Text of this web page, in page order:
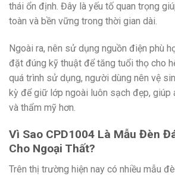
thái ổn định. Đây là yếu tố quan trọng
toàn và bền vững trong thời gian dài.
Ngoài ra, nên sử dụng nguồn điện phù
đặt đúng kỹ thuật để tăng tuổi thọ cho
quá trình sử dụng, người dùng nên vệ
kỳ để giữ lớp ngoài luôn sạch đẹp, giúp
và thẩm mỹ hơn.
Vì Sao CPD1004 Là Mẫu Đèn
Cho Ngoại Thất?
Trên thị trường hiện nay có nhiều mẫu